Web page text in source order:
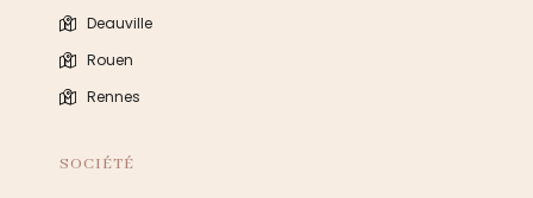
Deauville
Rouen
Rennes
SOCIÉTÉ